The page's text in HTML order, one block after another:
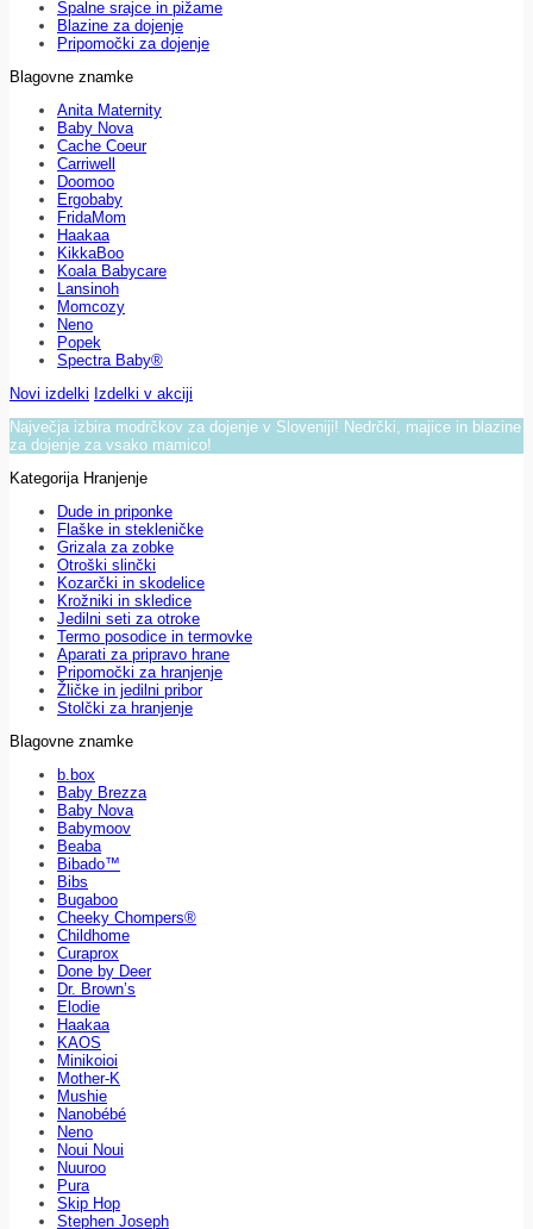
Spalne srajce in pižame
Blazine za dojenje
Pripomočki za dojenje
Blagovne znamke
Anita Maternity
Baby Nova
Cache Coeur
Carriwell
Doomoo
Ergobaby
FridaMom
Haakaa
KikkaBoo
Koala Babycare
Lansinoh
Momcozy
Neno
Popek
Spectra Baby®
Novi izdelki Izdelki v akciji
Največja izbira modrčkov za dojenje v Sloveniji! Nedrčki, majice in blazine
za dojenje za vsako mamico!
Kategorija Hranjenje
Dude in priponke
Flaške in stekleničke
Grizala za zobke
Otroški slinčki
Kozarčki in skodelice
Krožniki in skledice
Jedilni seti za otroke
Termo posodice in termovke
Aparati za pripravo hrane
Pripomočki za hranjenje
Žličke in jedilni pribor
Stolčki za hranjenje
Blagovne znamke
b.box
Baby Brezza
Baby Nova
Babymoov
Beaba
Bibado™
Bibs
Bugaboo
Cheeky Chompers®
Childhome
Curaprox
Done by Deer
Dr. Brown’s
Elodie
Haakaa
KAOS
Minikoioi
Mother-K
Mushie
Nanobébé
Neno
Noui Noui
Nuuroo
Pura
Skip Hop
Stephen Joseph